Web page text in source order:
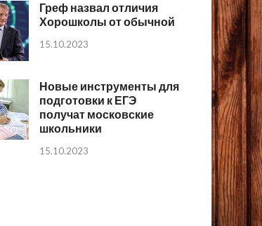
Греф назвал отличия
Хорошколы от обычной
15.10.2023
Новые инструменты для
подготовки к ЕГЭ
получат московские
школьники
15.10.2023